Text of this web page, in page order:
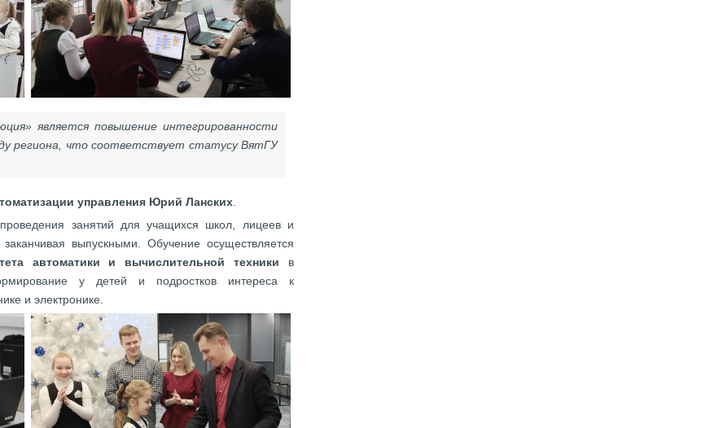
является повышение интегрированности
региона, что соответствует статусу ВятГУ
управления Юрий Ланских
занятий для учащихся школ, лицеев и
выпускными. Обучение осуществляется
автоматики и вычислительной техники в
у детей и подростков интереса к
и электронике.